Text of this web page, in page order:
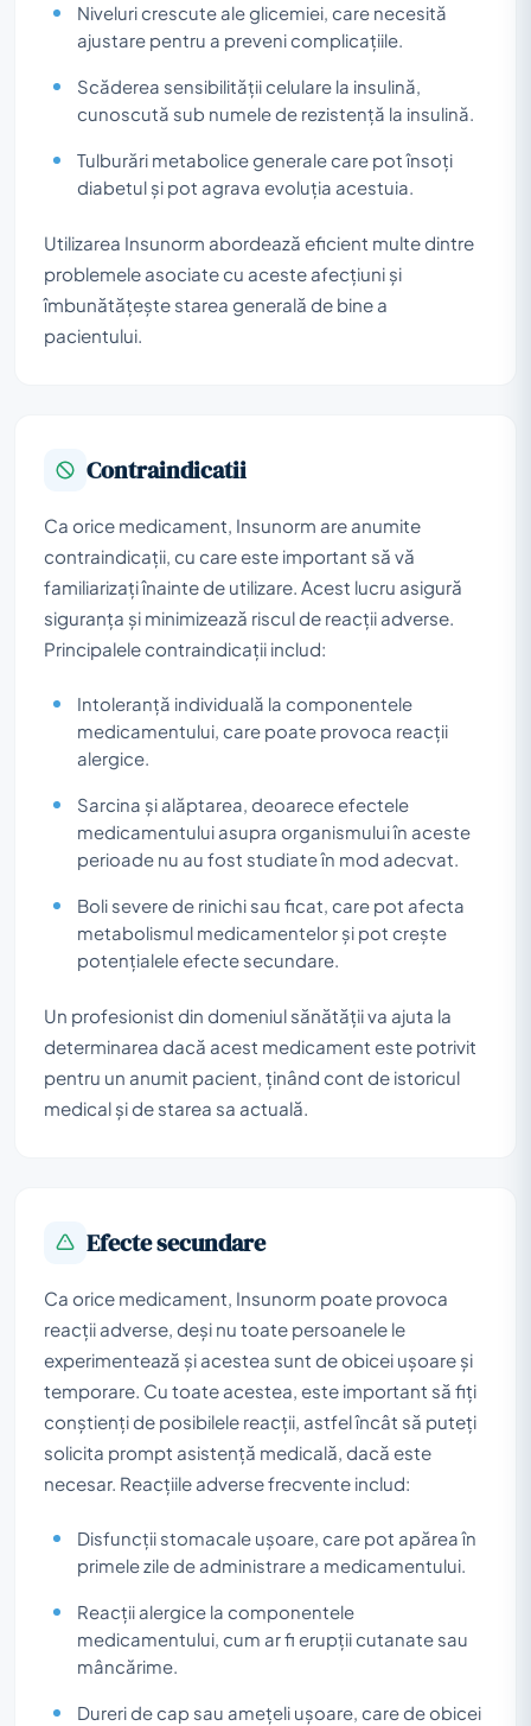
Niveluri crescute ale glicemiei, care necesită
ajustare pentru a preveni complicațiile.
Scăderea sensibilității celulare la insulină,
cunoscută sub numele de rezistență la insulină.
Tulburări metabolice generale care pot însoți
diabetul și pot agrava evoluția acestuia.
Utilizarea Insunorm abordează eficient multe dintre
problemele asociate cu aceste afecțiuni și
îmbunătățește starea generală de bine a
pacientului.
Contraindicatii
Ca orice medicament, Insunorm are anumite
contraindicații, cu care este important să vă
familiarizați înainte de utilizare. Acest lucru asigură
siguranța și minimizează riscul de reacții adverse.
Principalele contraindicații includ:
Intoleranță individuală la componentele
medicamentului, care poate provoca reacții
alergice.
Sarcina și alăptarea, deoarece efectele
medicamentului asupra organismului în aceste
perioade nu au fost studiate în mod adecvat.
Boli severe de rinichi sau ficat, care pot afecta
metabolismul medicamentelor și pot crește
potențialele efecte secundare.
Un profesionist din domeniul sănătății va ajuta la
determinarea dacă acest medicament este potrivit
pentru un anumit pacient, ținând cont de istoricul
medical și de starea sa actuală.
Efecte secundare
Ca orice medicament, Insunorm poate provoca
reacții adverse, deși nu toate persoanele le
experimentează și acestea sunt de obicei ușoare și
temporare. Cu toate acestea, este important să fiți
conștienți de posibilele reacții, astfel încât să puteți
solicita prompt asistență medicală, dacă este
necesar. Reacțiile adverse frecvente includ:
Disfuncții stomacale ușoare, care pot apărea în
primele zile de administrare a medicamentului.
Reacții alergice la componentele
medicamentului, cum ar fi erupții cutanate sau
mâncărime.
Dureri de cap sau amețeli ușoare, care de obicei